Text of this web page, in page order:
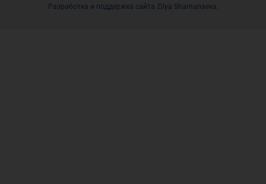
Разработка и поддержка сайта Zilya Shamanaeva.